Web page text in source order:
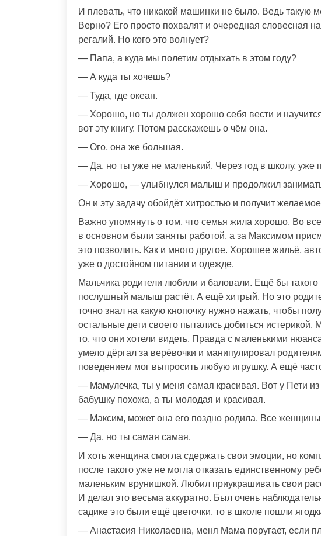
И плевать, что никакой машинки не было. Ведь такую
Верно? Его просто похвалят и очередная словесная
регалий. Но кого это волнует?
— Папа, а куда мы полетим отдыхать в этом году?
— А куда ты хочешь?
— Туда, где океан.
— Хорошо, но ты должен хорошо себя вести и
вот эту книгу. Потом расскажешь о чём она.
— Ого, она же большая.
— Да, но ты уже не маленький. Через год в школу, уже
— Хорошо, — улыбнулся малыш и продолжил
Он и эту задачу обойдёт хитростью и получит
Важно упомянуть о том, что семья жила хорошо. Во
в основном были заняты работой, а за Максимом
это позволить. Как и много другое. Хорошее жильё,
уже о достойном питании и одежде.
Мальчика родители любили и баловали. Ещё бы
послушный малыш растёт. А ещё хитрый. Но это
точно знал на какую кнопочку нужно нажать, чтобы
остальные дети своего пытались добиться
то, что они хотели видеть. Правда с маленькими
умело дёргал за верёвочки и манипулировал
поведением мог выпросить любую игрушку. А ещё
— Мамулечка, ты у меня самая красивая. Вот у Пети
бабушку похожа, а ты молодая и красивая.
— Максим, может она его поздно родила. Все
— Да, но ты самая самая.
И хоть женщина смогла сдержать свои эмоции, но
после такого уже не могла отказать единственному
маленьким врунишкой. Любил приукрашивать свои
И делал это весьма аккуратно. Был очень
садике это были ещё цветочки, то в школе пошли
— Анастасия Николаевна, меня Мама поругает, если